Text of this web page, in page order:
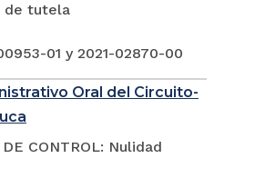
de tutela
01 y 2021-02870-00
Oral del Circuito-
CONTROL: Nulidad